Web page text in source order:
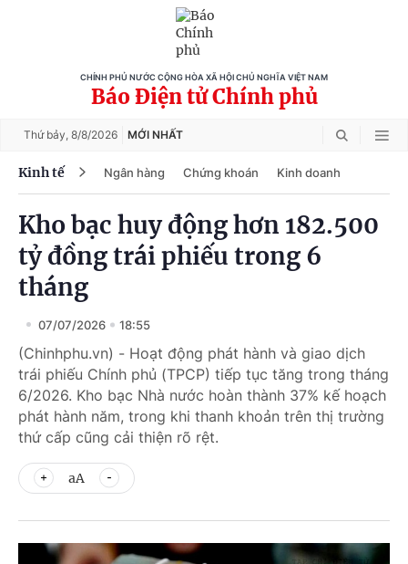
CHÍNH PHỦ NƯỚC CỘNG HÒA XÃ HỘI CHỦ NGHĨA VIỆT NAM
Báo Điện tử Chính phủ
Thứ bảy, 8/8/2026 MỚI NHẤT
Kinh tế Ngân hàng Chứng khoán Kinh doanh
Kho bạc huy động hơn 182.500
tỷ đồng trái phiếu trong 6
tháng
07/07/2026 18:55
(Chinhphu.vn) - Hoạt động phát hành và giao dịch
trái phiếu Chính phủ (TPCP) tiếp tục tăng trong tháng
6/2026. Kho bạc Nhà nước hoàn thành 37% kế hoạch
phát hành năm, trong khi thanh khoản trên thị trường
thứ cấp cũng cải thiện rõ rệt.
aA